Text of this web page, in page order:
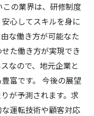
の業界は、研修制度
心してスキルを身に
な働き方が可能なた
た働き方が実現でき
なので、地元企業と
富です。 今後の展望
が予測されます。求
運転技術や顧客対応